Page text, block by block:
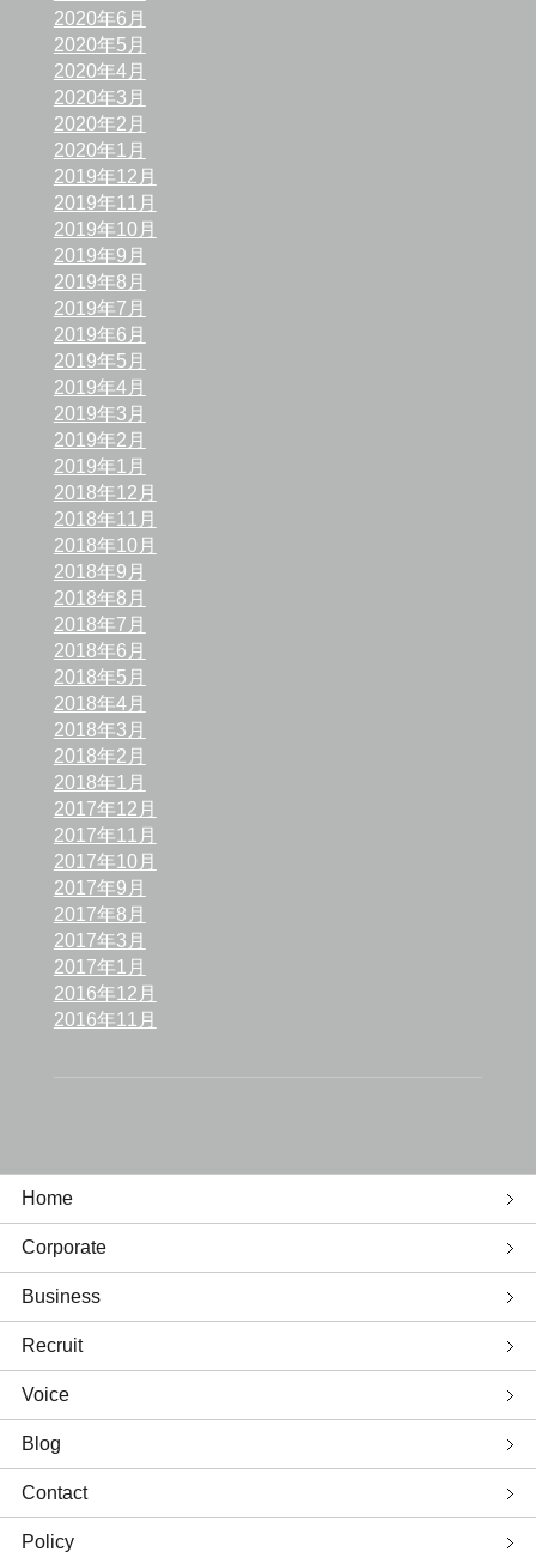
2020年6月
2020年5月
2020年4月
2020年3月
2020年2月
2020年1月
2019年12月
2019年11月
2019年10月
2019年9月
2019年8月
2019年7月
2019年6月
2019年5月
2019年4月
2019年3月
2019年2月
2019年1月
2018年12月
2018年11月
2018年10月
2018年9月
2018年8月
2018年7月
2018年6月
2018年5月
2018年4月
2018年3月
2018年2月
2018年1月
2017年12月
2017年11月
2017年10月
2017年9月
2017年8月
2017年3月
2017年1月
2016年12月
2016年11月
Home
Corporate
Business
Recruit
Voice
Blog
Contact
Policy